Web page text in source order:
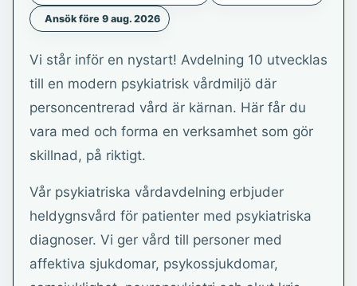
Ansök före 9 aug. 2026
Vi står inför en nystart! Avdelning 10 utvecklas
till en modern psykiatrisk vårdmiljö där
personcentrerad vård är kärnan. Här får du
vara med och forma en verksamhet som gör
skillnad, på riktigt.
Vår psykiatriska vårdavdelning erbjuder
heldygnsvård för patienter med psykiatriska
diagnoser. Vi ger vård till personer med
affektiva sjukdomar, psykossjukdomar,